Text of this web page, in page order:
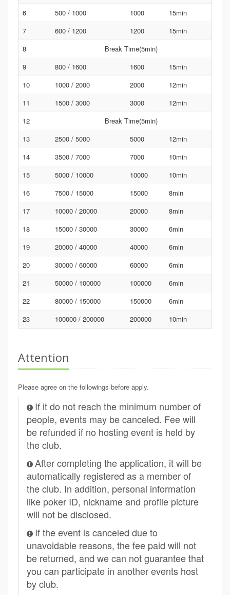
6
500 / 1000 1000
15min
7
600 / 1200 1200
15min
8
Break Time(5min)
9
800 / 1600 1600
15min
10
1000 / 2000 2000
12min
11
1500 / 3000 3000
12min
12
Break Time(5min)
13
2500 / 5000 5000
12min
14
3500 / 7000 7000
10min
15
5000 / 10000 10000
10min
16
7500 / 15000 15000
8min
17
10000 / 20000 20000
8min
18
15000 / 30000 30000
6min
19
20000 / 40000 40000
6min
20
30000 / 60000 60000
6min
21
50000 / 100000 100000
6min
22
80000 / 150000 150000
6min
23
100000 / 200000 200000 10min
Attention
Please agree on the followings before apply.
If it do not reach the minimum number of
people, events may be canceled. Fee will
be refunded if no hosting event is held by
the club.
After completing the application, it will be
automatically registered as a member of
the club. In addition, personal information
like poker ID, nickname and profile picture
will not be disclosed.
If the event is canceled due to
unavoidable reasons, the fee paid will not
be returned, and we can not guarantee that
you can participate in another events host
by club.